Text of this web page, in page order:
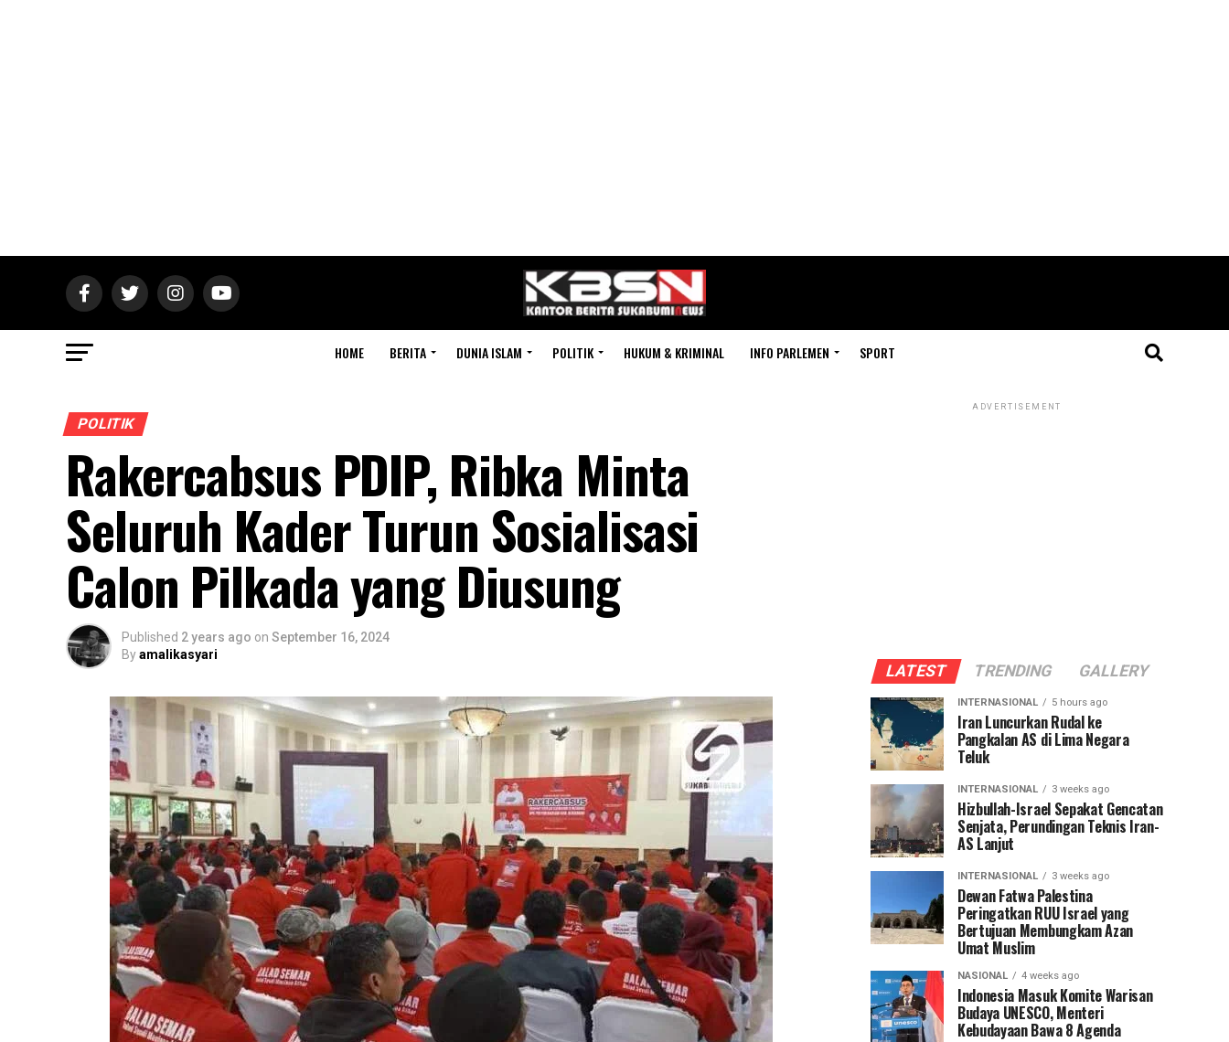
HOME BERITA DUNIA ISLAM POLITIK HUKUM & KRIMINAL INFO PARLEMEN SPORT
POLITIK
Rakercabsus PDIP, Ribka Minta
Seluruh Kader Turun Sosialisasi
Calon Pilkada yang Diusung
Published 2 years ago on September 16, 2024
Byamalikasyari
ADVERTISEMENT
LATEST TRENDING GALLERY
INTERNASIONAL 5 hours ago
Iran Luncurkan Rudal ke
Pangkalan AS di Lima Negara
Teluk
INTERNASIONAL 3 weeks ago
Hizbullah-Israel Sepakat Gencatan
Senjata, Perundingan Teknis Iran-
AS Lanjut
INTERNASIONAL 3 weeks ago
Dewan Fatwa Palestina
Peringatkan RUU Israel yang
Bertujuan Membungkam Azan
Umat Muslim
NASIONAL 4 weeks ago
Indonesia Masuk Komite Warisan
Budaya UNESCO, Menteri
Kebudayaan Bawa 8 Agenda